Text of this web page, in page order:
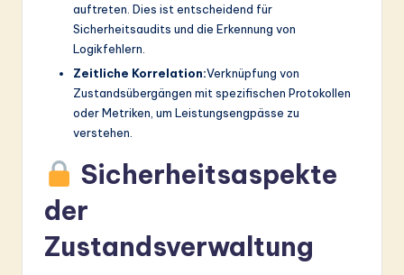
auftreten. Dies ist entscheidend für
Sicherheitsaudits und die Erkennung von
Logikfehlern.
Zeitliche Korrelation:Verknüpfung von
Zustandsübergängen mit spezifischen Protokollen
oder Metriken, um Leistungsengpässe zu
verstehen.
Sicherheitsaspekte
der
Zustandsverwaltung